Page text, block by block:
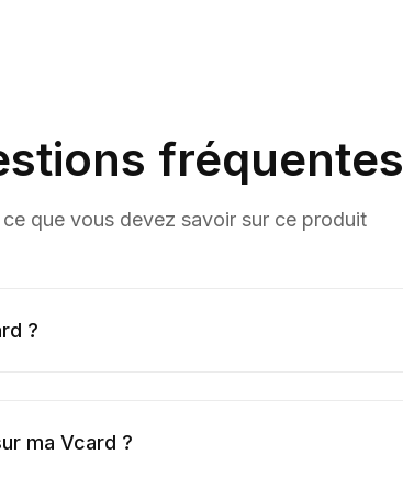
fréquentes
que vous devez savoir sur ce produit
?
ma Vcard ?